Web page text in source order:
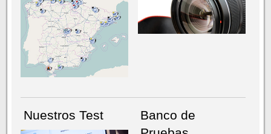
NÚMERO ACTUALHEMEROTECA
Nuestros Test
Banco de